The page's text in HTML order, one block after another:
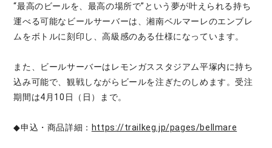
“最高のビールを、最高の場所で”という夢が叶えられる持ち
運べる可能なビールサーバーは、湘南ベルマーレのエンブレ
ムをボトルに刻印し、高級感のある仕様になっています。
また、ビールサーバーはレモンガススタジアム平塚内に持ち
込み可能で、観戦しながらビールを注ぎたのしめます。受注
期間は4月10日（日）まで。
◆申込・商品詳細： https://trailkeg.jp/pages/bellmare